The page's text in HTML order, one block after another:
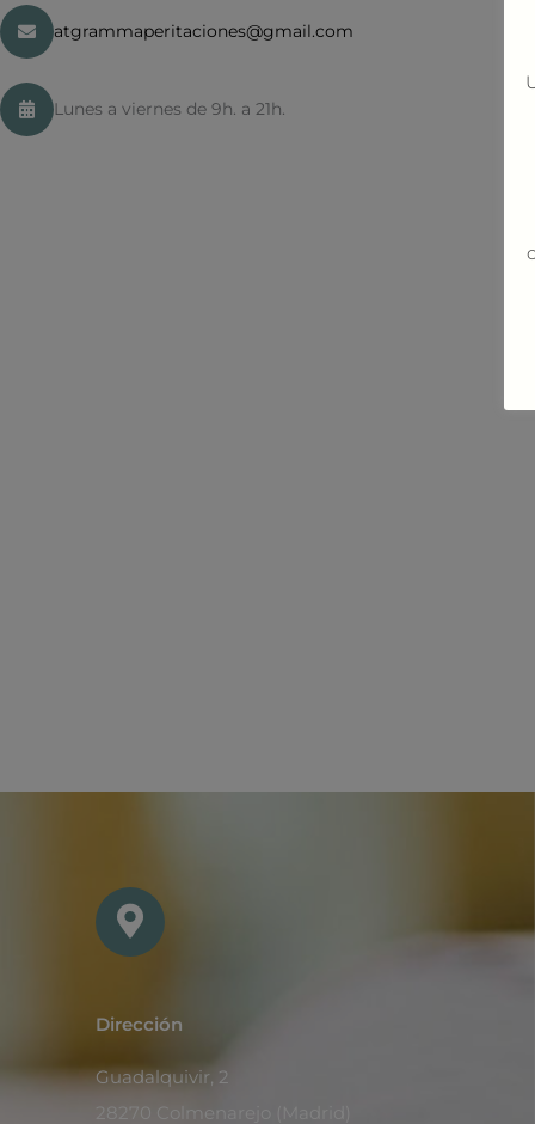
atgrammaperitaciones@gmail.com
Lunes a viernes de 9h. a 21h.
Dirección
Guadalquivir, 2
28270 Colmenarejo (Madrid)